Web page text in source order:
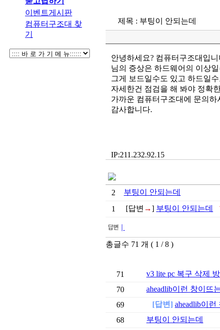
이벤트게시판
컴퓨터구조대 찾
기
제목 : 부팅이 안되는데
안녕하세요? 컴퓨터구조대입니
님의 증상은 하드웨어의 이상
그게 보드일수도 있고 하드일
자세한건 점검을 해 봐야 정확
가까운 컴퓨터구조대에 문의
감사합니다.
IP:211.232.92.15
2
부팅이 안되는데
1
[답변 →] 부팅이 안되는데
|
총글수 71 개 ( 1 / 8 )
71
v3 lite pc 복구 삭제
70
aheadlib이런 창이뜨
69
[답변] aheadlib이
68
부팅이 안되는데